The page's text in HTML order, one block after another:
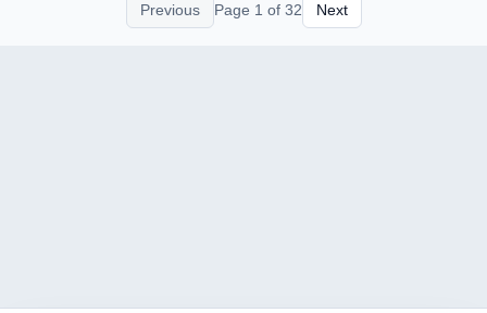
Previous Page 1 of 32 Next